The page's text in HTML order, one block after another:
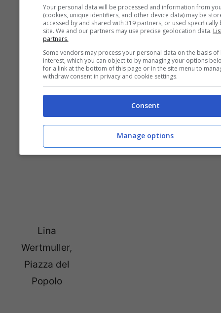
Giovanna
Melandri
Georgette
Ranucci,
Sant’Angelo
Mara Venier,
Campo de’
Lina
Wertmuller,
Piazza del
Popolo
Piazza
Trilussa
Gerini, Il
Tevere
Your personal data will be processed and information from
(cookies, unique identifiers, and other device data) may be
accessed by and shared with 319 partners, or used specifically
site. We and our partners may use precise geolocation data.
partners.
Some vendors may process your personal data on the basis of
interest, which you can object to by managing your options
for a link at the bottom of this page or in the site menu to
withdraw consent in privacy and cookie settings.
Consent
Manage options